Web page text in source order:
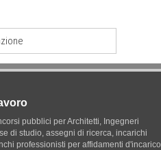
pubblici per Architetti, Ingegneri
di studio, assegni di ricerca, incarichi
professionisti per affidamenti d'incarico